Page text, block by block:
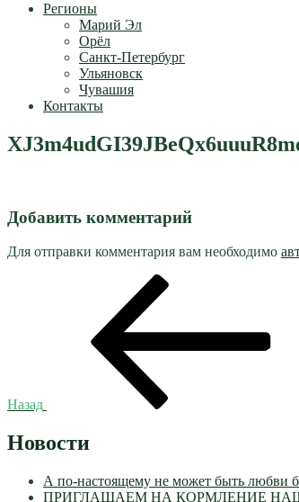
Регионы
Марий Эл
Орёл
Санкт-Петербург
Ульяновск
Чувашия
Контакты
Добавить комментарий
Для отправки комментария вам необходимо
Назад
Новости
А по-настоящему не может быть любви
ПРИГЛАШАЕМ НА КОРМЛЕНИЕ